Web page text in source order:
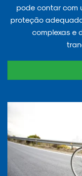
pode contar com
proteção
complexas e